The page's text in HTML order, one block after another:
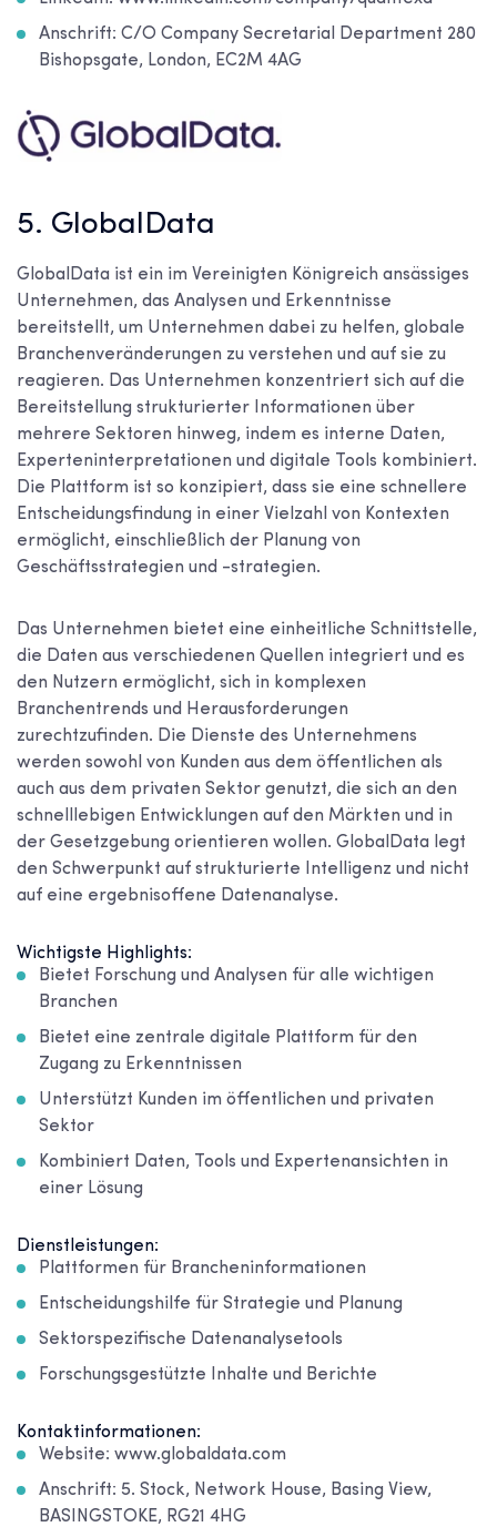
Anschrift: C/O Company Secretarial Department 280
Bishopsgate, London, EC2M 4AG
5. GlobalData
GlobalData ist ein im Vereinigten Königreich ansässiges
Unternehmen, das Analysen und Erkenntnisse
bereitstellt, um Unternehmen dabei zu helfen, globale
Branchenveränderungen zu verstehen und auf sie zu
reagieren. Das Unternehmen konzentriert sich auf die
Bereitstellung strukturierter Informationen über
mehrere Sektoren hinweg, indem es interne Daten,
Experteninterpretationen und digitale Tools kombiniert.
Die Plattform ist so konzipiert, dass sie eine schnellere
Entscheidungsfindung in einer Vielzahl von Kontexten
ermöglicht, einschließlich der Planung von
Geschäftsstrategien und -strategien.
Das Unternehmen bietet eine einheitliche Schnittstelle,
die Daten aus verschiedenen Quellen integriert und es
den Nutzern ermöglicht, sich in komplexen
Branchentrends und Herausforderungen
zurechtzufinden. Die Dienste des Unternehmens
werden sowohl von Kunden aus dem öffentlichen als
auch aus dem privaten Sektor genutzt, die sich an den
schnelllebigen Entwicklungen auf den Märkten und in
der Gesetzgebung orientieren wollen. GlobalData legt
den Schwerpunkt auf strukturierte Intelligenz und nicht
auf eine ergebnisoffene Datenanalyse.
Wichtigste Highlights:
Bietet Forschung und Analysen für alle wichtigen
Branchen
Bietet eine zentrale digitale Plattform für den
Zugang zu Erkenntnissen
Unterstützt Kunden im öffentlichen und privaten
Sektor
Kombiniert Daten, Tools und Expertenansichten in
einer Lösung
Dienstleistungen:
Plattformen für Brancheninformationen
Entscheidungshilfe für Strategie und Planung
Sektorspezifische Datenanalysetools
Forschungsgestützte Inhalte und Berichte
Kontaktinformationen:
Website: www.globaldata.com
Anschrift: 5. Stock, Network House, Basing View,
BASINGSTOKE, RG21 4HG